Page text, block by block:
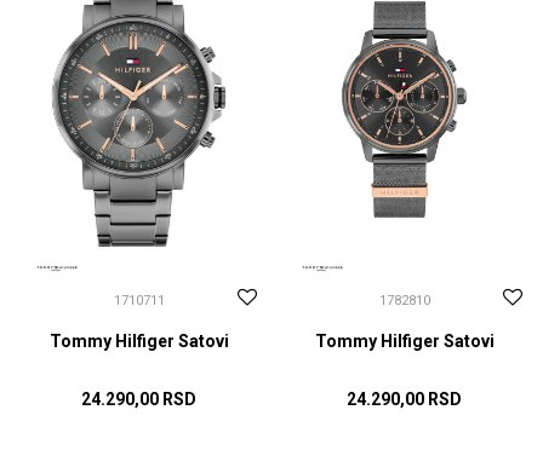
1710711
Tommy Hilfiger Satovi
24.290,00 RSD
1782810
Tommy Hilfiger Satovi
24.290,00 RSD